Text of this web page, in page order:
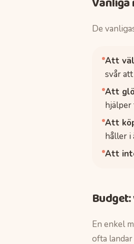
De
Att
svår
Att
hjälper
Att
håller i
Att
En enkel
ofta